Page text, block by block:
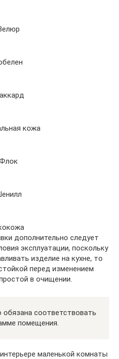
кожа
дополнительно следует
эксплуатации, поскольку
изделие на кухне, то
перед изменением
в очищении.
обязана соответствовать
помещения.
маленькой комнаты